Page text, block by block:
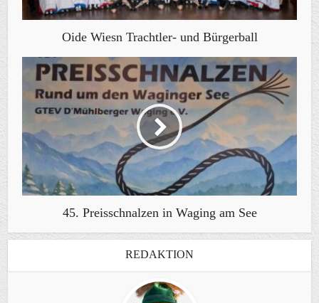
Oide Wiesn Trachtler- und Bürgerball
45. Preisschnalzen in Waging am See
REDAKTION